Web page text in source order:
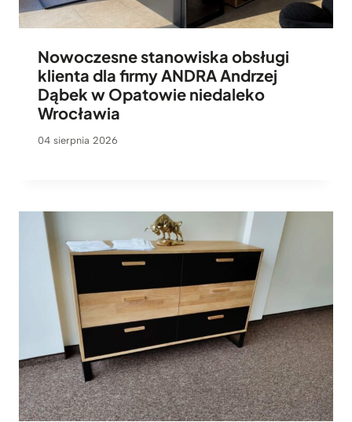
Nowoczesne stanowiska obsługi
klienta dla firmy ANDRA Andrzej
Dąbek w Opatowie niedaleko
Wrocławia
04 sierpnia 2026